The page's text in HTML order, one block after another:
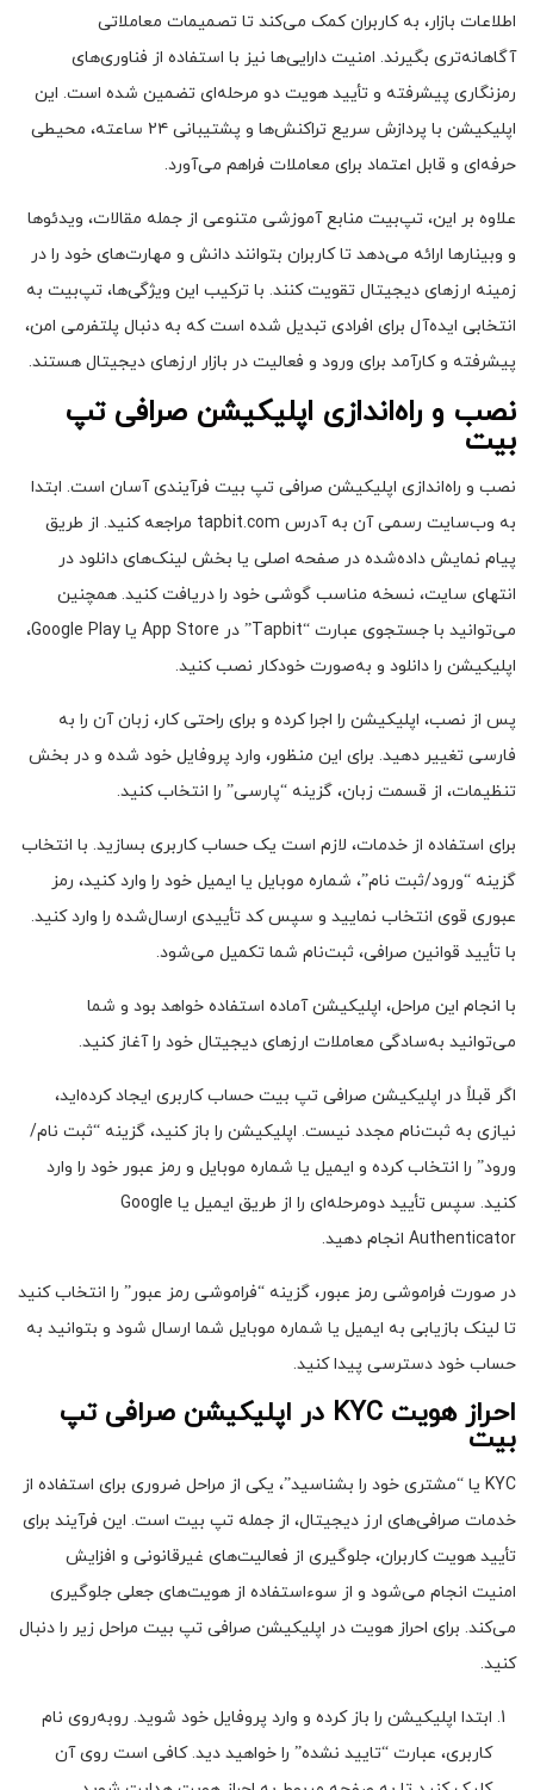
اطلاعات بازار، به کاربران کمک می‌کند تا تصمیمات معاملاتی
آگاهانه‌تری بگیرند. امنیت دارایی‌ها نیز با استفاده از فناوری‌های
رمزنگاری پیشرفته و تأیید هویت دو مرحله‌ای تضمین شده است. این
اپلیکیشن با پردازش سریع تراکنش‌ها و پشتیبانی ۲۴ ساعته، محیطی
حرفه‌ای و قابل اعتماد برای معاملات فراهم می‌آورد.
علاوه بر این، تپ‌بیت منابع آموزشی متنوعی از جمله مقالات، ویدئوها
و وبینارها ارائه می‌دهد تا کاربران بتوانند دانش و مهارت‌های خود را در
زمینه ارزهای دیجیتال تقویت کنند. با ترکیب این ویژگی‌ها، تپ‌بیت به
انتخابی ایده‌آل برای افرادی تبدیل شده است که به دنبال پلتفرمی امن،
پیشرفته و کارآمد برای ورود و فعالیت در بازار ارزهای دیجیتال هستند.
نصب و راه‌اندازی اپلیکیشن صرافی تپ
بیت
نصب و راه‌اندازی اپلیکیشن صرافی تپ بیت فرآیندی آسان است. ابتدا
به وب‌سایت رسمی آن به آدرس tapbit.com مراجعه کنید. از طریق
پیام نمایش داده‌شده در صفحه اصلی یا بخش لینک‌های دانلود در
انتهای سایت، نسخه مناسب گوشی خود را دریافت کنید. همچنین
می‌توانید با جستجوی عبارت “Tapbit” در App Store یا Google Play،
اپلیکیشن را دانلود و به‌صورت خودکار نصب کنید.
پس از نصب، اپلیکیشن را اجرا کرده و برای راحتی کار، زبان آن را به
فارسی تغییر دهید. برای این منظور، وارد پروفایل خود شده و در بخش
تنظیمات، از قسمت زبان، گزینه “پارسی” را انتخاب کنید.
برای استفاده از خدمات، لازم است یک حساب کاربری بسازید. با انتخاب
گزینه “ورود/ثبت نام”، شماره موبایل یا ایمیل خود را وارد کنید، رمز
عبوری قوی انتخاب نمایید و سپس کد تأییدی ارسال‌شده را وارد کنید.
با تأیید قوانین صرافی، ثبت‌نام شما تکمیل می‌شود.
با انجام این مراحل، اپلیکیشن آماده استفاده خواهد بود و شما
می‌توانید به‌سادگی معاملات ارزهای دیجیتال خود را آغاز کنید.
اگر قبلاً در اپلیکیشن صرافی تپ بیت حساب کاربری ایجاد کرده‌اید،
نیازی به ثبت‌نام مجدد نیست. اپلیکیشن را باز کنید، گزینه “ثبت نام/
ورود” را انتخاب کرده و ایمیل یا شماره موبایل و رمز عبور خود را وارد
کنید. سپس تأیید دومرحله‌ای را از طریق ایمیل یا Google
Authenticator انجام دهید.
در صورت فراموشی رمز عبور، گزینه “فراموشی رمز عبور” را انتخاب کنید
تا لینک بازیابی به ایمیل یا شماره موبایل شما ارسال شود و بتوانید به
حساب خود دسترسی پیدا کنید.
احراز هویت در اپلیکیشن صرافی تپ
بیت
KYC یا “مشتری خود را بشناسید”، یکی از مراحل ضروری برای استفاده از
خدمات صرافی‌های ارز دیجیتال، از جمله تپ بیت است. این فرآیند برای
تأیید هویت کاربران، جلوگیری از فعالیت‌های غیرقانونی و افزایش
امنیت انجام می‌شود و از سوءاستفاده از هویت‌های جعلی جلوگیری
می‌کند. برای احراز هویت در اپلیکیشن صرافی تپ بیت مراحل زیر را دنبال
کنید.
ابتدا اپلیکیشن را باز کرده و وارد پروفایل خود شوید. روبه‌روی نام
کاربری، عبارت “تایید نشده” را خواهید دید. کافی است روی آن